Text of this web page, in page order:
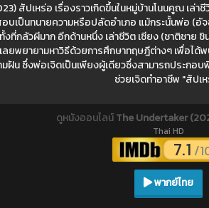
สัปเหร่อ เรื่องราวเกิดขึ้นในหมู่บ้านโนนคูณ เล่า
บเป็นทนายความหรือปลัดอำเภอ แม้กระนั้นพ่อ (อั
ที่กลัวผีมาก อีกด้านหนึ่ง เล่าชีวิต เซียง (ชาติชาย ชิ
ลยพยายามหาวิธีด้วยการศึกษาทฤษฎีต่างๆ เพื่อไ
ฝัน ซึ่งพ่อเจิดเป็นเพียงผู้เดียวซึ่งสามารถประกอ
ช่วยเจิดทำอาชีพ "สัปเ
ดูหนังออนไลน์The Undertaker
Thai HD
7.1 /
พากย์ไทย